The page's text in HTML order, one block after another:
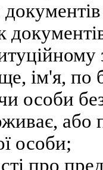
ім'я, по
особи
або
особи;
про